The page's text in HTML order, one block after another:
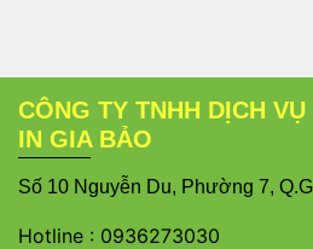
CÔNG TY TNHH DỊCH
IN GIA BẢO
Số 10 Nguyễn Du, Phường 7,
Hotline : 0936273030